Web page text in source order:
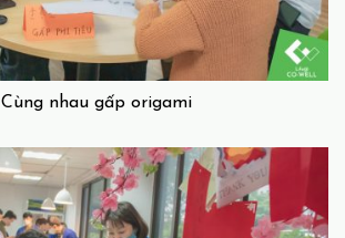
Cùng nhau gấp origami